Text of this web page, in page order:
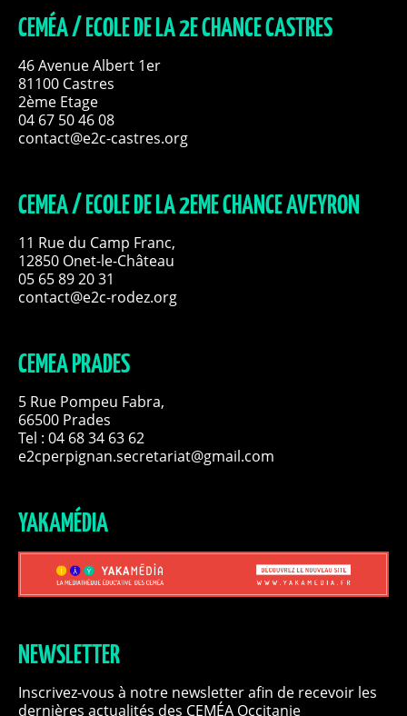
CEMÉA / ECOLE DE LA 2E CHANCE CASTRES
46 Avenue Albert 1er
81100 Castres
2ème Etage
04 67 50 46 08
contact@e2c-castres.org
CEMEA / ECOLE DE LA 2EME CHANCE AVEYRON
11 Rue du Camp Franc,
12850 Onet-le-Château
05 65 89 20 31
contact@e2c-rodez.org
CEMEA PRADES
5 Rue Pompeu Fabra,
66500 Prades
Tel : 04 68 34 63 62
e2cperpignan.secretariat@gmail.com
YAKAMÉDIA
NEWSLETTER
Inscrivez-vous à notre newsletter afin de recevoir les
dernières actualités des CEMÉA Occitanie